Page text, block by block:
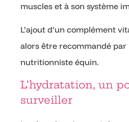
muscles et à son système
L’ajout d’un complément
alors être recommandé
nutritionniste équin.
L’hydratation, un
surveiller